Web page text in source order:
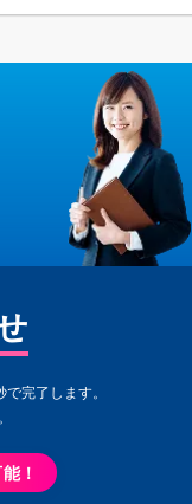
完了します。
！